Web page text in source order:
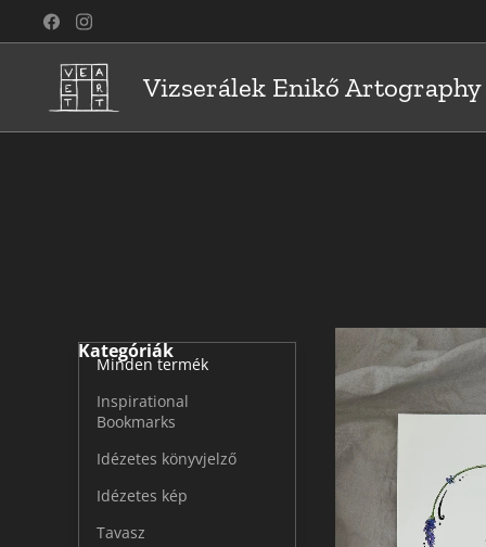
Vizserálek Enikő Artography
Kategóriák
Minden termék
Inspirational
Bookmarks
Idézetes könyvjelző
Idézetes kép
Tavasz